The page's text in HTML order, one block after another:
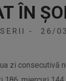
ÎN
- 26/
zi consecutivă